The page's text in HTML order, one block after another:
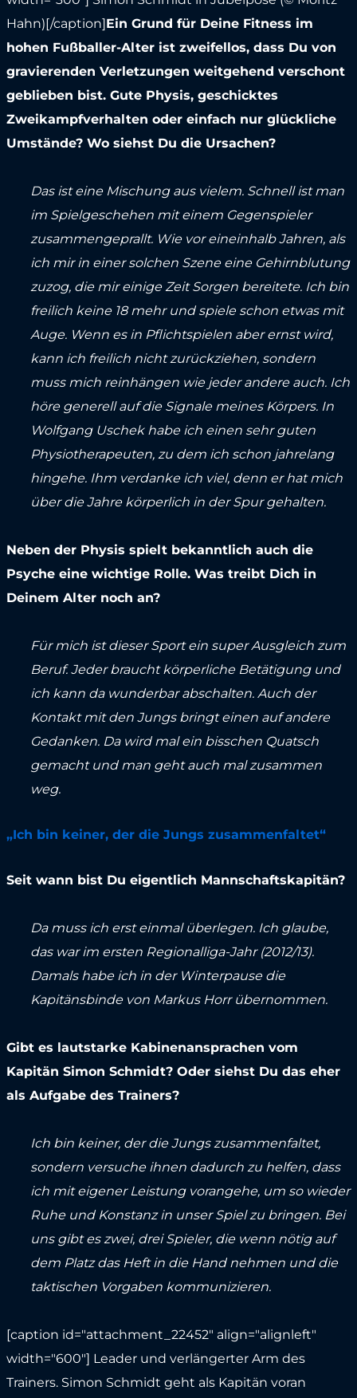
Hahn)[/caption]Ein Grund für Deine Fitness im
hohen Fußballer-Alter ist zweifellos, dass Du von
gravierenden Verletzungen weitgehend verschont
geblieben bist. Gute Physis, geschicktes
Zweikampfverhalten oder einfach nur glückliche
Umstände? Wo siehst Du die Ursachen?
Das ist eine Mischung aus vielem. Schnell ist man
im Spielgeschehen mit einem Gegenspieler
zusammengeprallt. Wie vor eineinhalb Jahren, als
ich mir in einer solchen Szene eine Gehirnblutung
zuzog, die mir einige Zeit Sorgen bereitete. Ich bin
freilich keine 18 mehr und spiele schon etwas mit
Auge. Wenn es in Pflichtspielen aber ernst wird,
kann ich freilich nicht zurückziehen, sondern
muss mich reinhängen wie jeder andere auch. Ich
höre generell auf die Signale meines Körpers. In
Wolfgang Uschek habe ich einen sehr guten
Physiotherapeuten, zu dem ich schon jahrelang
hingehe. Ihm verdanke ich viel, denn er hat mich
über die Jahre körperlich in der Spur gehalten.
Neben der Physis spielt bekanntlich auch die
Psyche eine wichtige Rolle. Was treibt Dich in
Deinem Alter noch an?
Für mich ist dieser Sport ein super Ausgleich zum
Beruf. Jeder braucht körperliche Betätigung und
ich kann da wunderbar abschalten. Auch der
Kontakt mit den Jungs bringt einen auf andere
Gedanken. Da wird mal ein bisschen Quatsch
gemacht und man geht auch mal zusammen
weg.
„Ich bin keiner, der die Jungs zusammenfaltet“
Seit wann bist Du eigentlich Mannschaftskapitän?
Da muss ich erst einmal überlegen. Ich glaube,
das war im ersten Regionalliga-Jahr (2012/13).
Damals habe ich in der Winterpause die
Kapitänsbinde von Markus Horr übernommen.
Gibt es lautstarke Kabinenansprachen vom
Kapitän Simon Schmidt? Oder siehst Du das eher
als Aufgabe des Trainers?
Ich bin keiner, der die Jungs zusammenfaltet,
sondern versuche ihnen dadurch zu helfen, dass
ich mit eigener Leistung vorangehe, um so wieder
Ruhe und Konstanz in unser Spiel zu bringen. Bei
uns gibt es zwei, drei Spieler, die wenn nötig auf
dem Platz das Heft in die Hand nehmen und die
taktischen Vorgaben kommunizieren.
[caption id="attachment_22452" align="alignleft"
width="600"] Leader und verlängerter Arm des
Trainers. Simon Schmidt geht als Kapitän voran